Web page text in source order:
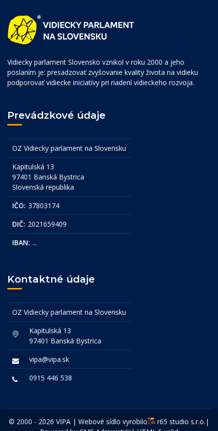
Vidiecky parlament Slovensko vznikol v roku 2000 a jeho
poslaním je: presadzovať zvyšovanie kvality života na vidieku
podporovať vidiecke iniciatívy pri riadení vidieckeho rozvoja.
Prevádzkové údaje
OZ Vidiecky parlament na Slovensku
Kapitulská 13
97401 Banská Bystrica
Slovenská republika
IČO: 37803174
DIČ: 2021659409
IBAN: ...
Kontaktné údaje
OZ Vidiecky parlament na Slovensku
Kapitulská 13
97401 Banská Bystrica
vipa@vipa.sk
0915 446 538
© 2000 - 2026 VIPA | Webové sídlo vyrobilo r65 studio s.r.o. |